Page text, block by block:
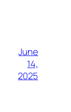
June
14,
2025